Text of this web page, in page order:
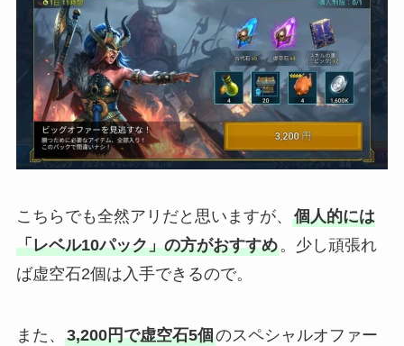
こちらでも全然アリだと思いますが、 個人的には
「レベル10パック」の方がおすすめ。少し頑張れ
ば虚空石2個は入手できるので。
また、 3,200円で虚空石5個のスペシャルオファー